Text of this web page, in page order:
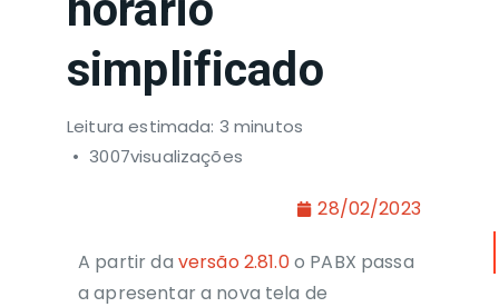
simplificado
Leitura estimada: 3 minutos
3007visualizações
28/02/2023
A partir da versão 2.81.0o PABX passa
a apresentar a nova tela de